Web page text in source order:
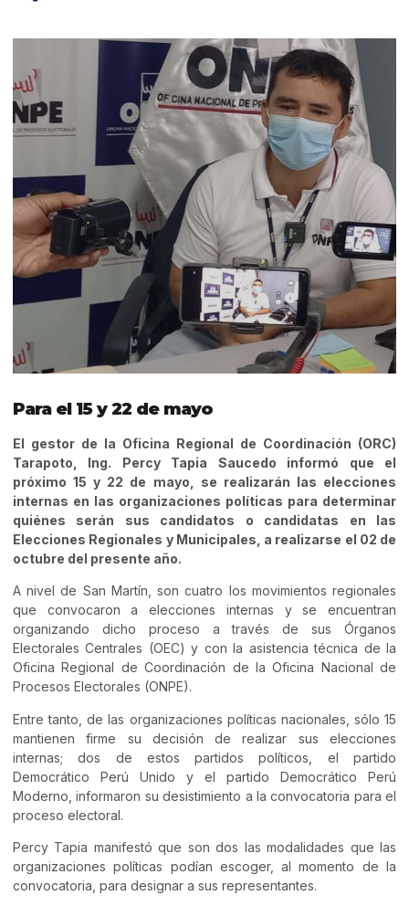
Para el 15 y 22 de mayo
El gestor de la Oficina Regional de Coordinación (ORC)
Tarapoto, Ing. Percy Tapia Saucedo informó que el
próximo 15 y 22 de mayo, se realizarán las elecciones
internas en las organizaciones políticas para determinar
quiénes serán sus candidatos o candidatas en las
Elecciones Regionales y Municipales, a realizarse el 02 de
octubre del presente año.
A nivel de San Martín, son cuatro los movimientos regionales
que convocaron a elecciones internas y se encuentran
organizando dicho proceso a través de sus Órganos
Electorales Centrales (OEC) y con la asistencia técnica de la
Oficina Regional de Coordinación de la Oficina Nacional de
Procesos Electorales (ONPE).
Entre tanto, de las organizaciones políticas nacionales, sólo 15
mantienen firme su decisión de realizar sus elecciones
internas; dos de estos partidos políticos, el partido
Democrático Perú Unido y el partido Democrático Perú
Moderno, informaron su desistimiento a la convocatoria para el
proceso electoral.
Percy Tapia manifestó que son dos las modalidades que las
organizaciones políticas podían escoger, al momento de la
convocatoria, para designar a sus representantes.